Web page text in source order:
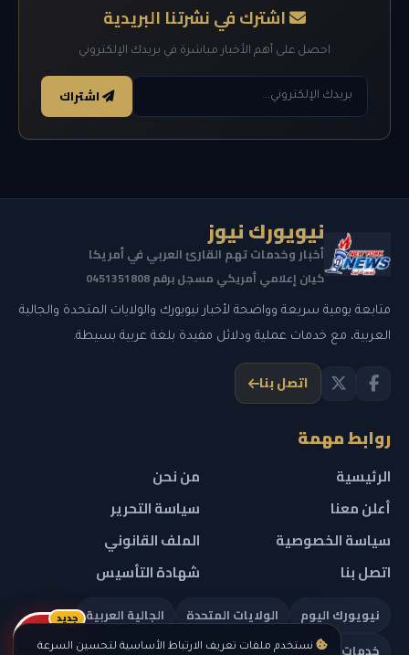
نستخدم ملفات تعريف الارتباط الأساسية لتحسين السرعة
اشترك في نشرتنا البريدية
احصل على أهم الأخبار مباشرة في بريدك الإلكتروني
اشتراك
نيويورك نيوز
أخبار وخدمات تهم القارئ العربي في أمريكا
كيان إعلامي أمريكي مسجل برقم 0451351808
متابعة يومية سريعة وواضحة لأخبار نيويورك والولايات المتحدة والجالية
العربية، مع خدمات عملية ودلائل مفيدة بلغة عربية بسيطة.
اتصل بنا
روابط مهمة
الرئيسية
من نحن
أعلن معنا
سياسة التحرير
سياسة الخصوصية
الملف القانوني
اتصل بنا
شهادة التأسيس
نيويورك اليوم الولايات المتحدة
الجالية العربية
خدمات تهمك
ريلز
جديد